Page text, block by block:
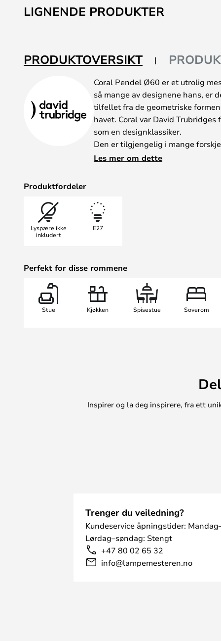
til
begynnelsen
LIGNENDE PRODUKTER
PRODUKTOVERSIKT
Coral Pendel Ø60 er et utrolig
så mange av designene hans, er
tilfellet fra de geometriske
havet. Coral var David
som en designklassiker.
Den er tilgjengelig i mange
størrelser å velge mellom.
bærekraft og hvor vi fortsatt
i innredningen. ..
Les mer om dette
Produktfordeler
Lyspære ikke
inkludert
E27
Perfekt for disse rommene
Stue Kjøkken Spisestue Soverom
Inspirer og la deg inspirere, fra ett
Trenger du veiledning?
Kundeservice åpningstider:
Lørdag–søndag: Stengt
+47 80 02 65 32
info@lampemesteren.no